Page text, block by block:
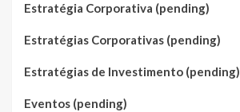
Estratégia Corporativa (pending)
Estratégias Corporativas (pending)
Estratégias de Investimento (pending)
Eventos (pending)